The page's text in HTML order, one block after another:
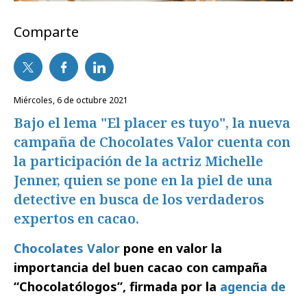
Comparte
miércoles, 6 de octubre 2021
Bajo el lema "El placer es tuyo", la nueva
campaña de Chocolates Valor cuenta con
la participación de la actriz Michelle
Jenner, quien se pone en la piel de una
detective en busca de los verdaderos
expertos en cacao.
Chocolates Valor pone en valor la
importancia del buen cacao con campaña
“Chocolatólogos”, firmada por la agencia de